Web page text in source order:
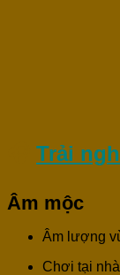
Trải
Âm mộc
Âm lượng
Chơi tại